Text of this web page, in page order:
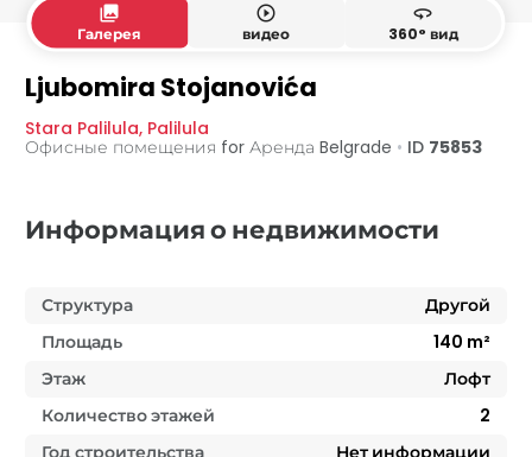
collections
Галерея
play_circle_outline
видео
360
360° вид
Ljubomira Stojanovića
Stara Palilula, Palilula
Офисные помещения for Аренда Belgrade • ID 75853
Информация о недвижимости
Структура
Другой
Площадь
140 m²
Этаж
Лофт
Количество этажей
2